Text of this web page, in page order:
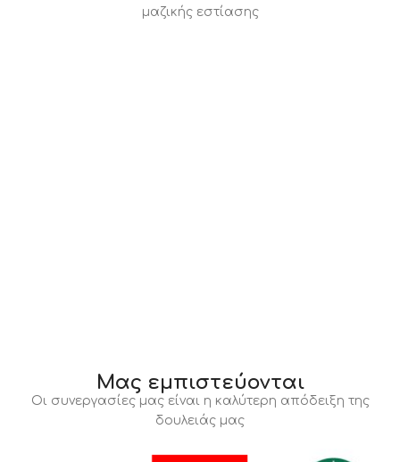
μαζικής εστίασης
Μας εμπιστεύονται
Οι συνεργασίες μας είναι η καλύτερη απόδειξη της
δουλειάς μας